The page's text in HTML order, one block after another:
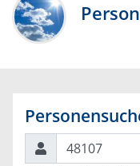
Suchen